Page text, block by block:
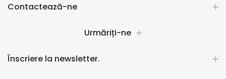
Contactează-ne
Urmăriți-ne
Înscriere la newsletter.